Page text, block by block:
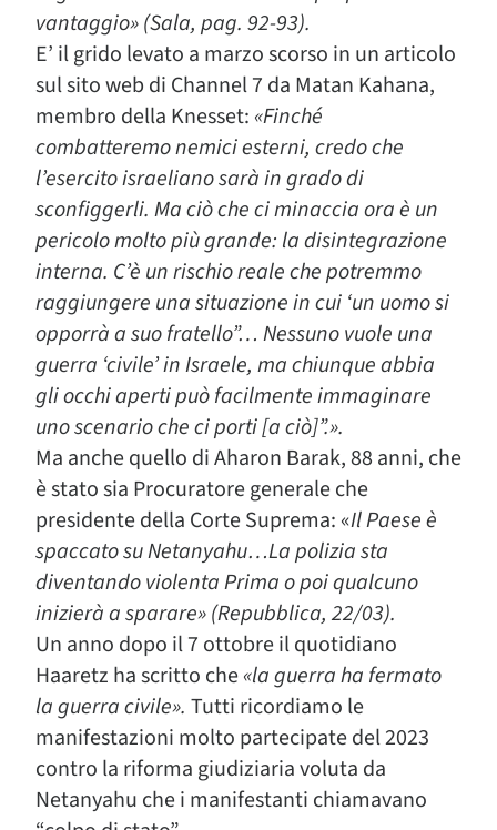
vantaggio» (Sala, pag. 92-93).
E’ il grido levato a marzo scorso in un articolo
sul sito web di Channel 7 da Matan Kahana,
membro della Knesset: «Finché
combatteremo nemici esterni, credo che
l’esercito israeliano sarà in grado di
sconfiggerli. Ma ciò che ci minaccia ora è un
pericolo molto più grande: la disintegrazione
interna. C’è un rischio reale che potremmo
raggiungere una situazione in cui ‘un uomo si
opporrà a suo fratello”… Nessuno vuole una
guerra ‘civile’ in Israele, ma chiunque abbia
gli occhi aperti può facilmente immaginare
uno scenario che ci porti [a ciò]”.».
Ma anche quello di Aharon Barak, 88 anni, che
è stato sia Procuratore generale che
presidente della Corte Suprema: «Il Paese è
spaccato su Netanyahu…La polizia sta
diventando violenta Prima o poi qualcuno
inizierà a sparare» (Repubblica, 22/03).
Un anno dopo il 7 ottobre il quotidiano
Haaretz ha scritto che«la guerra ha fermato
la guerra civile». Tutti ricordiamo le
manifestazioni molto partecipate del 2023
contro la riforma giudiziaria voluta da
Netanyahu che i manifestanti chiamavano